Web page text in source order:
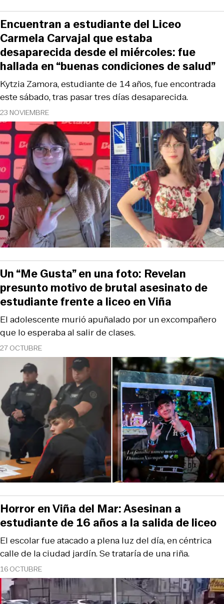
23 NOVIEMBRE
Kytzia Zamora, estudiante de 14 años, fue encontrada
este sábado, tras pasar tres días desaparecida.
Encuentran a estudiante del Liceo
Carmela Carvajal que estaba
desaparecida desde el miércoles: fue
hallada en “buenas condiciones de salud”
27 OCTUBRE
El adolescente murió apuñalado por un excompañero
que lo esperaba al salir de clases.
Un “Me Gusta” en una foto: Revelan
presunto motivo de brutal asesinato de
estudiante frente a liceo en Viña
16 OCTUBRE
El escolar fue atacado a plena luz del día, en céntrica
calle de la ciudad jardín. Se trataría de una riña.
Horror en Viña del Mar: Asesinan a
estudiante de 16 años a la salida de liceo